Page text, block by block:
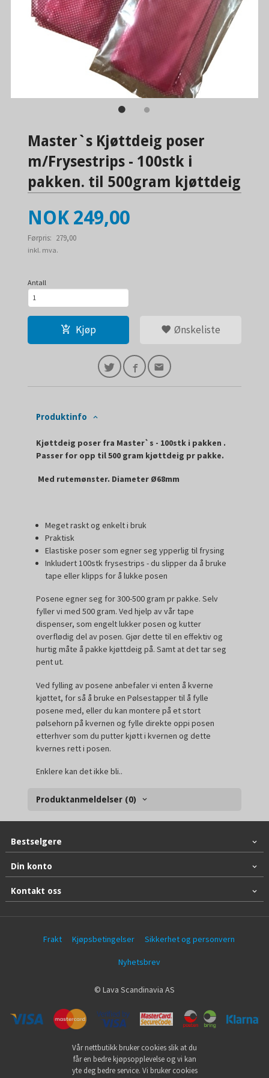
Master`s Kjøttdeig poser
m/Frysestrips - 100stk i
pakken. til 500gram kjøttdeig
Tilbud
NOK 249,00
Førpris: 279,00
Rabatt
inkl. mva.
Antall
Kjøp Ønskeliste
Produktinfo
Kjøttdeig poser fra Master`s - 100stk i pakken .
Passer for opp til 500 gram kjøttdeig pr pakke.
Med rutemønster. Diameter Ø68mm
Meget raskt og enkelt i bruk
Praktisk
Elastiske poser som egner seg ypperlig til frysing
Inkludert 100stk frysestrips - du slipper da å bruke
tape eller klipps for å lukke posen
Posene egner seg for 300-500 gram pr pakke. Selv
fyller vi med 500 gram. Ved hjelp av vår tape
dispenser, som engelt lukker posen og kutter
overflødig del av posen. Gjør dette til en effektiv og
hurtig måte å pakke kjøttdeig på. Samt at det tar seg
pent ut.
Ved fylling av posene anbefaler vi enten å kverne
kjøttet, for så å bruke en Pølsestapper til å fylle
posene med, eller du kan montere på et stort
pølsehorn på kvernen og fylle direkte oppi posen
etterhver som du putter kjøtt i kvernen og dette
kvernes rett i posen.
Enklere kan det ikke bli..
Produktanmeldelser (0)
Bestselgere
Din konto
Kontakt oss
Frakt Kjøpsbetingelser Sikkerhet og personvern
Nyhetsbrev
© Lava Scandinavia AS
Vår nettbutikk bruker cookies slik at du
får en bedre kjøpsopplevelse og vi kan
yte deg bedre service. Vi bruker cookies